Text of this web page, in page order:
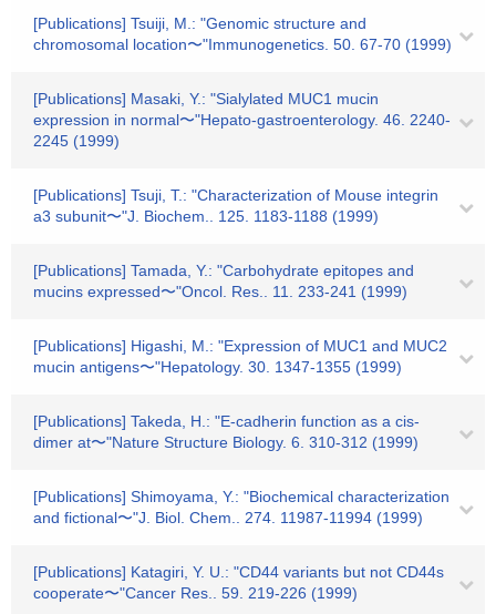
[Publications] Tsuiji, M.: "Genomic structure and
chromosomal location〜"Immunogenetics. 50. 67-70 (1999)
[Publications] Masaki, Y.: "Sialylated MUC1 mucin
expression in normal〜"Hepato-gastroenterology. 46. 2240-
2245 (1999)
[Publications] Tsuji, T.: "Characterization of Mouse integrin
a3 subunit〜"J. Biochem.. 125. 1183-1188 (1999)
[Publications] Tamada, Y.: "Carbohydrate epitopes and
mucins expressed〜"Oncol. Res.. 11. 233-241 (1999)
[Publications] Higashi, M.: "Expression of MUC1 and MUC2
mucin antigens〜"Hepatology. 30. 1347-1355 (1999)
[Publications] Takeda, H.: "E-cadherin function as a cis-
dimer at〜"Nature Structure Biology. 6. 310-312 (1999)
[Publications] Shimoyama, Y.: "Biochemical characterization
and fictional〜"J. Biol. Chem.. 274. 11987-11994 (1999)
[Publications] Katagiri, Y. U.: "CD44 variants but not CD44s
cooperate〜"Cancer Res.. 59. 219-226 (1999)